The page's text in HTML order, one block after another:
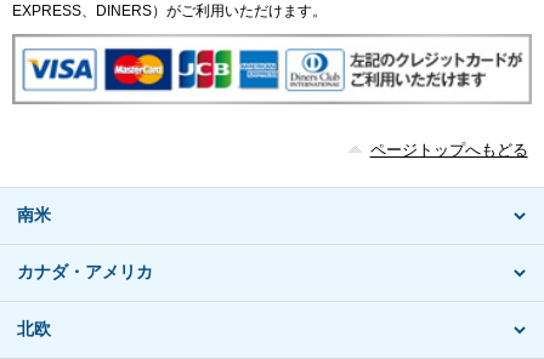
EXPRESS、DINERS）がご利用いただけます。
ページトップへもどる
南米
カナダ・アメリカ
北欧